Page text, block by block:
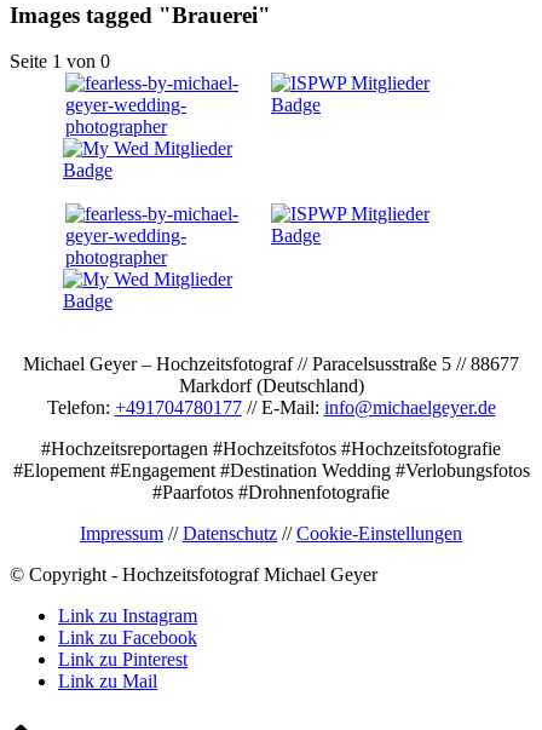
Images tagged "Brauerei"
Seite 1 von 0
Michael Geyer – Hochzeitsfotograf // Paracelsusstraße 5 // 88677
Markdorf (Deutschland)
Telefon: +491704780177// E-Mail: info@michaelgeyer.de
#Hochzeitsreportagen #Hochzeitsfotos #Hochzeitsfotografie
#Elopement #Engagement #Destination Wedding #Verlobungsfotos
#Paarfotos #Drohnenfotografie
Impressum //Datenschutz //Cookie-Einstellungen
© Copyright - Hochzeitsfotograf Michael Geyer
Link zu Instagram
Link zu Facebook
Link zu Pinterest
Link zu Mail